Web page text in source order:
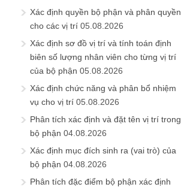
Xác định quyền bộ phận và phân quyền
cho các vị trí 05.08.2026
Xác định sơ đồ vị trí và tính toán định
biên số lượng nhân viên cho từng vị trí
của bộ phận 05.08.2026
Xác định chức năng và phân bổ nhiệm
vụ cho vị trí 05.08.2026
Phân tích xác định và đặt tên vị trí trong
bộ phận 04.08.2026
Xác định mục đích sinh ra (vai trò) của
bộ phận 04.08.2026
Phân tích đặc điểm bộ phận xác định